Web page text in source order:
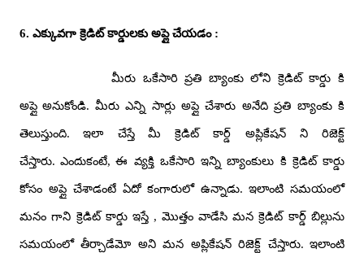
6. ఎక్కువగా క్రెడిట్ కార్డులకు అప్లై చేయడం:
మీరు ఒకేసారి ప్రతి బ్యాంకు లోని క్రెడిట్ కార్డు కి
అప్లై అనుకోండి. మీరు ఎన్ని సార్లు అప్లై చేశారు అనేది ప్రతి బ్యాంకు కి
తెలుస్తుంది. ఇలా చేస్తే మీ క్రెడిట్ కార్డ్ అప్లికేషన్ ని రిజెక్ట్
చేస్తారు. ఎందుకంటే, ఈ వ్యక్తి ఒకేసారి ఇన్ని బ్యాంకులు కి క్రెడిట్ కార్డు
కోసం అప్లై చేశాడంటే ఏదో కంగారులో ఉన్నాడు. ఇలాంటి సమయంలో
మనం గాని క్రెడిట్ కార్డు ఇస్తే , మొత్తం వాడేసి మన క్రెడిట్ కార్డ్ బిల్లును
సమయంలో తీర్చాడేమో అని మన అప్లికేషన్ రిజెక్ట్ చేస్తారు. ఇలాంటి